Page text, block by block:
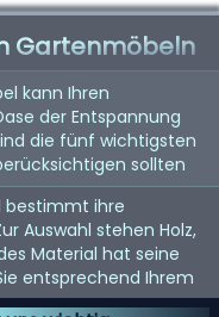
Gartenmöbeln
kann Ihren
der Entspannung
die fünf wichtigsten
sollten
bestimmt ihre
Auswahl stehen Holz,
Material hat seine
entsprechend Ihrem